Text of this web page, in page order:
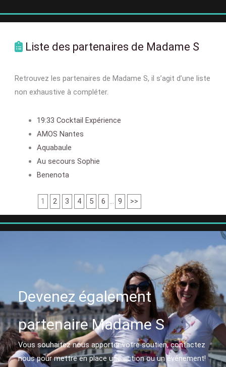
Liste des partenaires de Madame S
Retrouvez les partenaires de Madame S, il s’agit d’une liste
non exhaustive à compléter.
19:33 Cocktail Expérience
AMOS Nantes
Aquabaule
Au secours Sophie
Benenota
1 2 3 4 5 6 ... 9 >>
Devenez également
partenaire Madame S
Vous souhaitez nous apporter votre soutien, contactez
nous pour mettre en place une action ou un événement!